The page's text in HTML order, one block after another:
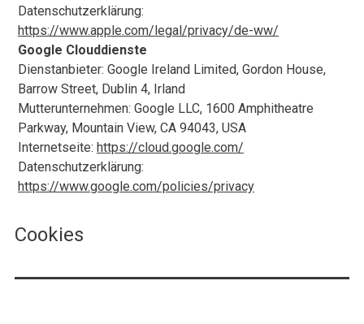
Datenschutzerklärung:
https://www.apple.com/legal/privacy/de-ww/
Google Clouddienste
Dienstanbieter: Google Ireland Limited, Gordon House,
Barrow Street, Dublin 4, Irland
Mutterunternehmen: Google LLC, 1600 Amphitheatre
Parkway, Mountain View, CA 94043, USA
Internetseite: https://cloud.google.com/
Datenschutzerklärung:
https://www.google.com/policies/privacy
Cookies